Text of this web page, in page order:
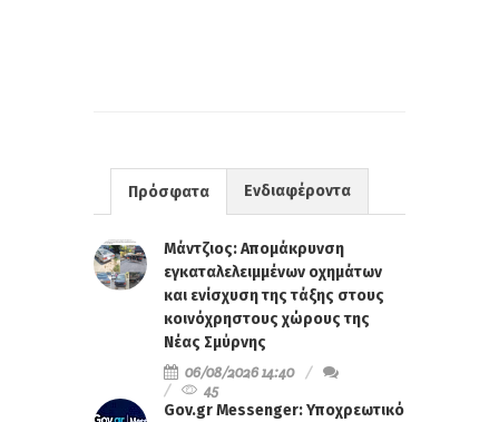
Πρόσφατα Ενδιαφέροντα
Μάντζιος: Απομάκρυνση
εγκαταλελειμμένων οχημάτων
και ενίσχυση της τάξης στους
κοινόχρηστους χώρους της
Νέας Σμύρνης
06/08/2026 14:40
45
Gov.gr Messenger: Υποχρεωτικό